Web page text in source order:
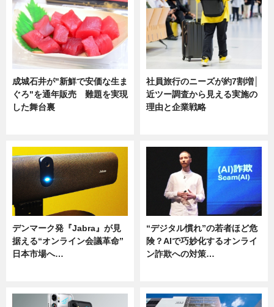
成城石井が"新鮮で安価な生ま
ぐろ"を通年販売 難題を実現
した舞台裏
社員旅行のニーズが約7割増│
近ツー調査から見える実施の
理由と企業戦略
デンマーク発『Jabra』が見
据える“オンライン会議革命”
日本市場へ…
“デジタル慣れ”の若者ほど危
険？AIで巧妙化するオンライ
ン詐欺への対策…